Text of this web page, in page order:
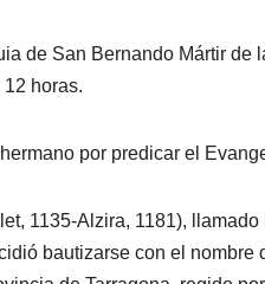
de San Bernando Mártir
horas.
por predicar el
1135-Alzira, 1181),
bautizarse con el